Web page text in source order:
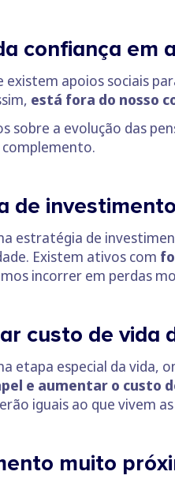
confiança em
existem apoios sociais
está fora do nosso
sobre a evolução das
de
estratégia de
Existem ativos com
incorrer em perdas
custo de vida
etapa especial da vida,
e aumentar o custo
iguais ao que vivem
muito